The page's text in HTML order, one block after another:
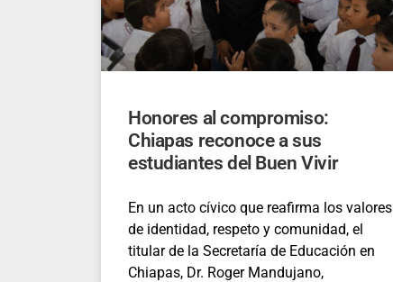
Honores al compromiso:
Chiapas reconoce a sus
estudiantes del Buen Vivir
En un acto cívico que reafirma los valores
de identidad, respeto y comunidad, el
titular de la Secretaría de Educación en
Chiapas, Dr. Roger Mandujano,